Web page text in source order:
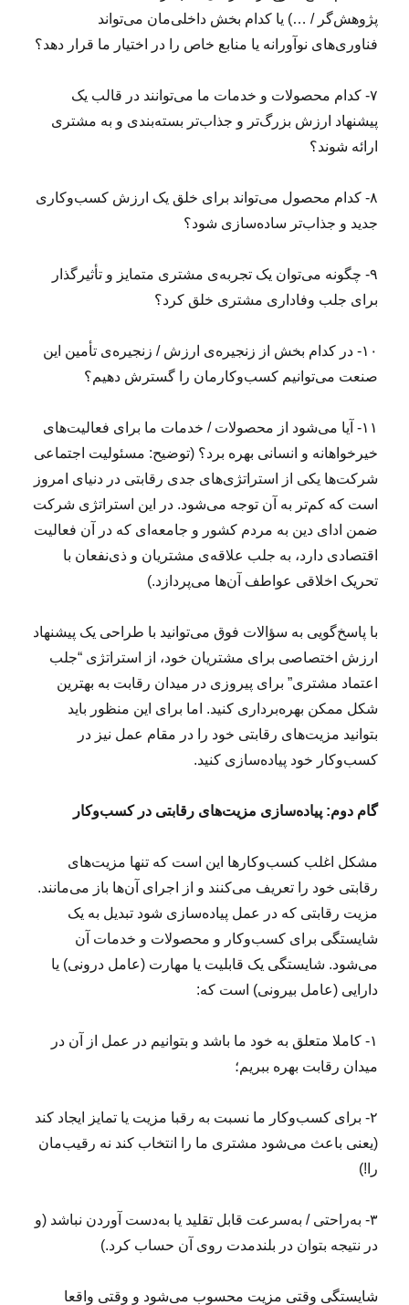
پژوهش‌گر / …) یا کدام بخش داخلی‌مان می‌تواند
فناوری‌های نوآورانه یا منابع خاص را در اختیار ما قرار دهد؟
۷- کدام محصولات و خدمات ما می‌توانند در قالب یک
پیشنهاد ارزش بزرگ‌تر و جذاب‌تر بسته‌‌بندی و به مشتری
ارائه شوند؟
۸- کدام محصول می‌تواند برای خلق یک ارزش کسب‌وکاری
جدید و جذاب‌تر ساده‌سازی شود؟
۹- چگونه می‌توان یک تجربه‌ی مشتری متمایز و تأثیرگذار
برای جلب وفاداری مشتری خلق کرد؟
۱۰- در کدام بخش از زنجیره‌ی ارزش / زنجیره‌ی تأمین این
صنعت می‌توانیم کسب‌وکارمان را گسترش دهیم؟
۱۱- آیا می‌شود از محصولات / خدمات ما برای فعالیت‌های
خیرخواهانه و انسانی بهره برد؟ (توضیح: مسئولیت اجتماعی
شرکت‌ها یکی از استراتژی‌های جدی رقابتی در دنیای امروز
است که کم‌تر به آن توجه می‌شود. در این استراتژی شرکت
ضمن ادای دین به مردم کشور و جامعه‌ای که در آن فعالیت
اقتصادی دارد، به جلب علاقه‌ی مشتریان و ذی‌نفعان با
تحریک اخلاقی عواطف آن‌ها می‌پردازد.)
با پاسخ‌گویی به سؤالات فوق می‌توانید با طراحی یک پیشنهاد
ارزش اختصاصی برای مشتریان خود، از استراتژی “جلب
اعتماد مشتری” برای پیروزی در میدان رقابت به بهترین
شکل ممکن بهره‌برداری کنید. اما برای این منظور باید
بتوانید مزیت‌های رقابتی خود را در مقام عمل نیز در
کسب‌وکار خود پیاده‌سازی کنید.
گام دوم: پیاده‌سازی مزیت‌های رقابتی در کسب‌وکار
مشکل اغلب کسب‌وکارها این است که تنها مزیت‌های
رقابتی خود را تعریف می‌کنند و از اجرای آن‌ها باز می‌مانند.
مزیت رقابتی که در عمل پیاده‌سازی شود تبدیل به یک
شایستگی‌ برای کسب‌وکار و محصولات و خدمات آن
می‌شود. شایستگی یک قابلیت یا مهارت (عامل درونی) یا
دارایی (عامل بیرونی) است که:
۱- کاملا متعلق به خود ما باشد و بتوانیم در عمل از آن در
میدان رقابت بهره ببریم؛
۲- برای کسب‌وکار ما نسبت به رقبا مزیت یا تمایز ایجاد کند
(یعنی باعث می‌شود مشتری ما را انتخاب کند نه رقیب‌‌مان
را!)
۳- به‌راحتی / به‌سرعت قابل تقلید یا به‌دست آوردن نباشد (و
در نتیجه بتوان در بلندمدت روی آن حساب کرد.)
شایستگی وقتی مزیت محسوب می‌شود و وقتی واقعا